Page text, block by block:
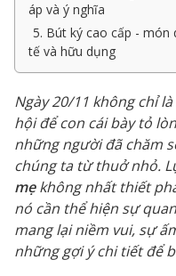
áp và ý nghĩa
5. Bút ký cao cấp - món
tế và hữu dụng
Ngày 20/11 không chỉ
hội để con cái bày tỏ
những người đã chăm
chúng ta từ thuở nhỏ.
mẹkhông nhất thiết
nó cần thể hiện sự
mang lại niềm vui, sự
những gợi ý chi tiết để